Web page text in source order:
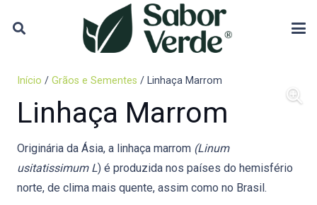
Início / Grãos e Sementes / Linhaça Marrom
Linhaça Marrom
Originária da Ásia, a linhaça marrom (Linum
usitatissimum L) é produzida nos países do hemisfério
norte, de clima mais quente, assim como no Brasil.